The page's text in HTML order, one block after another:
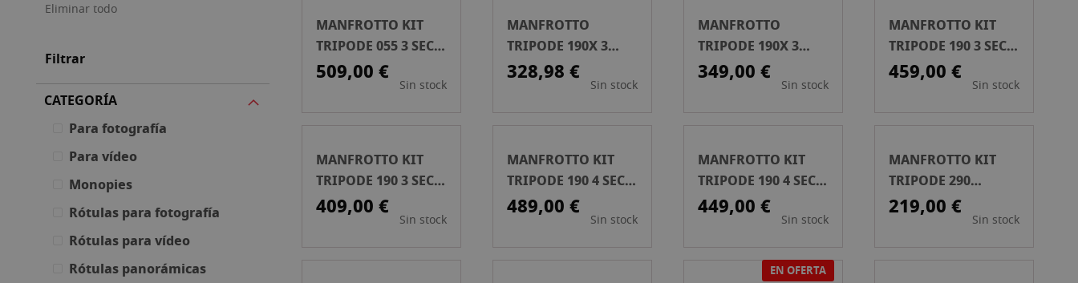
Eliminar todo
Filtrar
CATEGORÍA
Para fotografía
Para vídeo
Monopies
Rótulas para fotografía
Rótulas para vídeo
Rótulas panorámicas
MANFROTTO KIT
TRIPODE 055 3 SECC
ROTULA DE
509,00 €
Sin stock
MANFROTTO
TRIPODE 190X 3
SECC + ROTULA 2
328,98 €
Sin stock
MANFROTTO
TRIPODE 190X 3
SECC + ROTULA 3
349,00 €
Sin stock
MANFROTTO KIT
TRIPODE 190 3 SECC
ROTULA 3
459,00 €
Sin stock
MANFROTTO KIT
TRIPODE 190 3 SECC
ROTULA DE
409,00 €
Sin stock
MANFROTTO KIT
TRIPODE 190 4 SECC
ROTULA 3
489,00 €
Sin stock
MANFROTTO KIT
TRIPODE 190 4 SECC
ROTULA DE
449,00 €
Sin stock
MANFROTTO KIT
TRIPODE 290
LIGHT+ROTULA 2
219,00 €
Sin stock
EN OFERTA